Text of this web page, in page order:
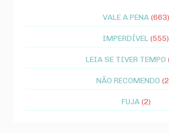
VALE A PENA (663)
IMPERDÍVEL(555)
LEIA SE TIVER TEMPO
NÃO RECOMENDO
FUJA (2)